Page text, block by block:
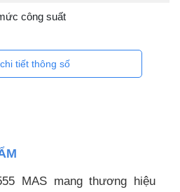
công suất
tiết thông số
MAS mang thương hiệu